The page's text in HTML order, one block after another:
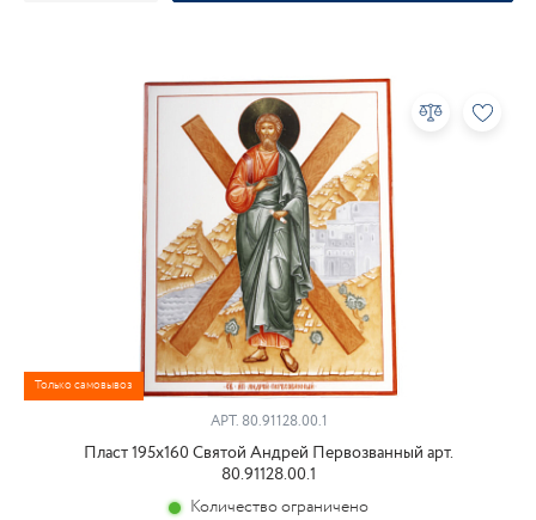
Только самовывоз
АРТ.80.91128.00.1
Пласт 195х160 Святой Андрей Первозванный арт.
80.91128.00.1
Количество ограничено